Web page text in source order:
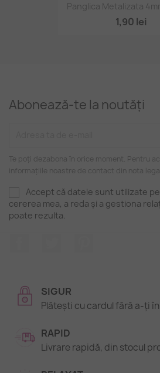
Panglica Metalizata
1,90 lei
Abonează-te la noutăți
Te poți dezabona în orice moment. Pentru
informațiile noastre de contact din nota
Accept că datele sunt utilizate
cererea mea, a reda și a gestiona
poate rezulta.
SIGUR
Plătești cu cardul fără a-ți
RAPID
Livrare rapidă, din stocul